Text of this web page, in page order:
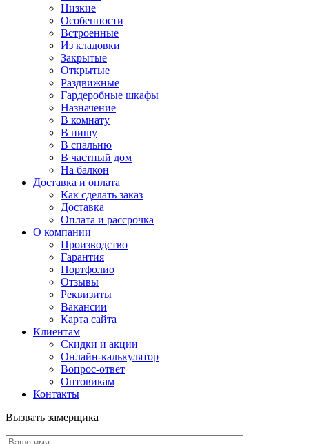
Низкие
Особенности
Встроенные
Из кладовки
Закрытые
Открытые
Раздвижные
Гардеробные шкафы
Назначение
В комнату
В нишу
В спальню
В частный дом
На балкон
Доставка и оплата
Как сделать заказ
Доставка
Оплата и рассрочка
О компании
Производство
Гарантия
Портфолио
Отзывы
Реквизиты
Вакансии
Карта сайта
Клиентам
Скидки и акции
Онлайн-калькулятор
Вопрос-ответ
Оптовикам
Контакты
Вызвать замерщика